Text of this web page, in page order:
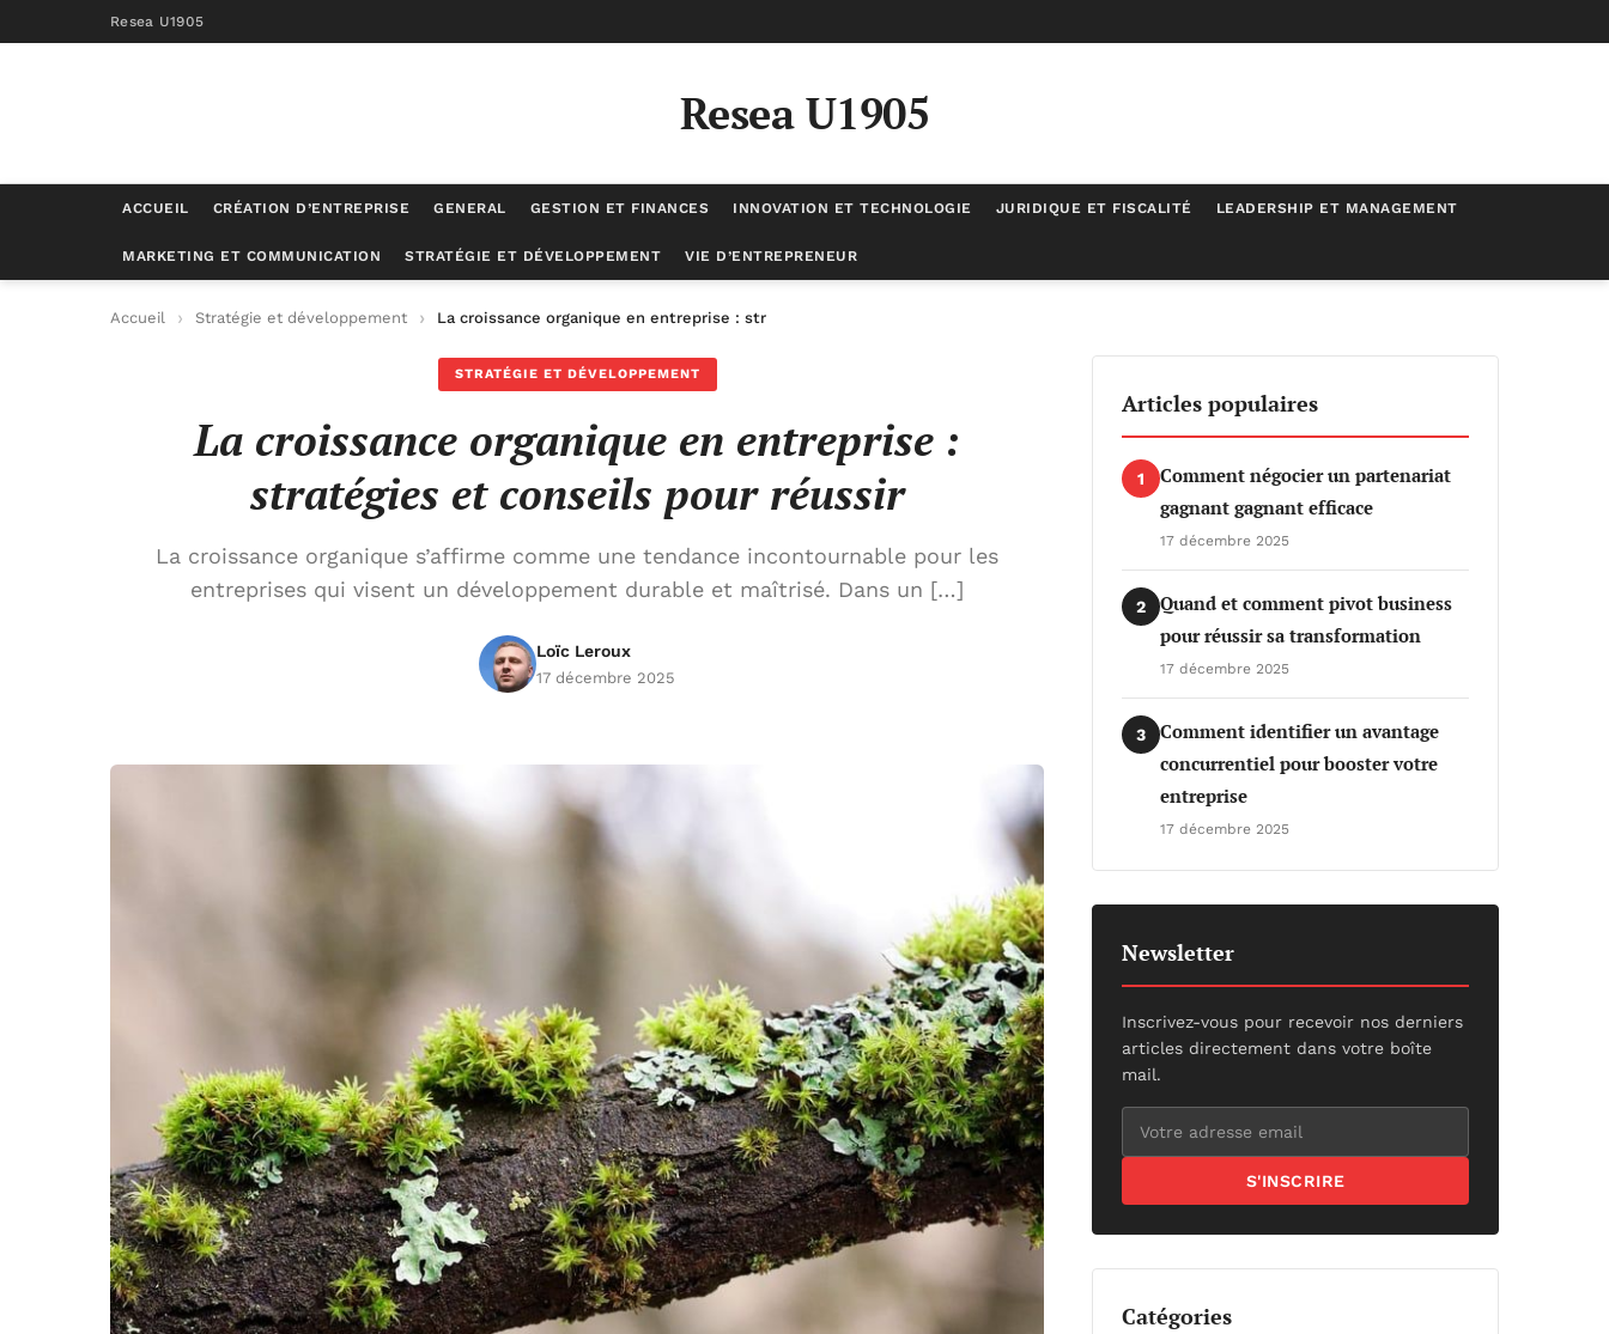
Resea U1905
Resea U1905
ACCUEIL CRÉATION D’ENTREPRISE GENERAL GESTION ET FINANCES INNOVATION ET TECHNOLOGIE JURIDIQUE ET FISCALITÉ LEADERSHIP ET MANAGEMENT
MARKETING ET COMMUNICATION STRATÉGIE ET DÉVELOPPEMENT VIE D’ENTREPRENEUR
Accueil Stratégie et développement La croissance organique en entreprise : stratégies et conseils pour réussir
STRATÉGIE ET DÉVELOPPEMENT
La croissance organique en entreprise :
stratégies et conseils pour réussir
La croissance organique s’affirme comme une tendance incontournable pour les
entreprises qui visent un développement durable et maîtrisé. Dans un […]
Loïc Leroux
17 décembre 2025
Articles populaires
1
Comment négocier un partenariat
gagnant gagnant efficace
17 décembre 2025
2
Quand et comment pivot business
pour réussir sa transformation
17 décembre 2025
3
Comment identifier un avantage
concurrentiel pour booster votre
entreprise
17 décembre 2025
Newsletter
Inscrivez-vous pour recevoir nos derniers
articles directement dans votre boîte
mail.
S'INSCRIRE
Catégories